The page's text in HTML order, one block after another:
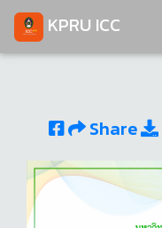
KPRU ICC
Share